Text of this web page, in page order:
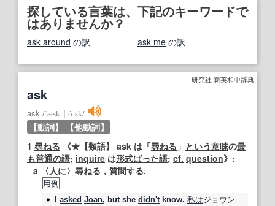
探している言葉は、下記のキーワードで
はありませんか？
ask around の訳 ask me の訳
研究社 新英和中辞典
ask
ask /ˈæsk άːsk/
【動詞】
【他動詞】
1 尋ねる 《★ 【類語】 ask は「尋ねる 」 という意味の最
も普通の語; inquire は形式ばった語; cf. question》:
a 〈人に〉 尋ねる ， 質問する.
用例
asked Joan, but she didn'tknow. 私はジョウン